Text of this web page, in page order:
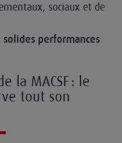
sociaux et de
performances
la MACSF : le
tout son